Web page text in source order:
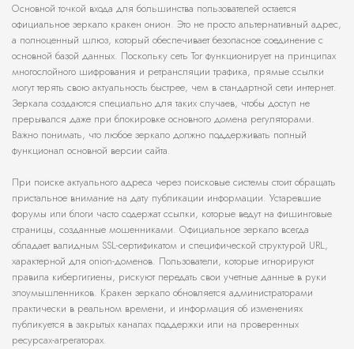
Основной точкой входа для большинства пользователей остается
официальное зеркало кракен онион. Это не просто альтернативный адрес,
а полноценный шлюз, который обеспечивает безопасное соединение с
основной базой данных. Поскольку сеть Tor функционирует на принципах
многослойного шифрования и ретрансляции трафика, прямые ссылки
могут терять свою актуальность быстрее, чем в стандартной сети интернет.
Зеркала создаются специально для таких случаев, чтобы доступ не
прерывался даже при блокировке основного домена регуляторами.
Важно понимать, что любое зеркало должно поддерживать полный
функционал основной версии сайта.
При поиске актуального адреса через поисковые системы стоит обращать
пристальное внимание на дату публикации информации. Устаревшие
форумы или блоги часто содержат ссылки, которые ведут на фишинговые
страницы, созданные мошенниками. Официальное зеркало всегда
обладает валидным SSL-сертификатом и специфической структурой URL,
характерной для onion-доменов. Пользователи, которые игнорируют
правила кибергигиены, рискуют передать свои учетные данные в руки
злоумышленников. Кракен зеркало обновляется администраторами
практически в реальном времени, и информация об изменениях
публикуется в закрытых каналах поддержки или на проверенных
ресурсах-агрегаторах.